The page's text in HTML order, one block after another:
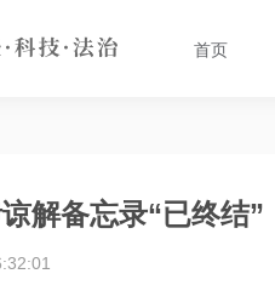
首页
解备忘录“已终结”